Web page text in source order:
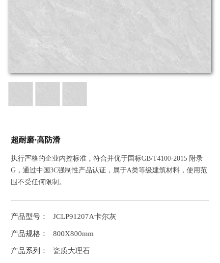
超耐磨·高防滑
执行严格的企业内控标准，符合并优于国标GB/T4100-2015 附录
G，通过中国3C强制性产品认证，属于A类等级建筑材料，使用范
围不受任何限制。
产品型号： JCLP91207A卡尔灰
产品规格： 800X800mm
产品系列： 瓷质大理石